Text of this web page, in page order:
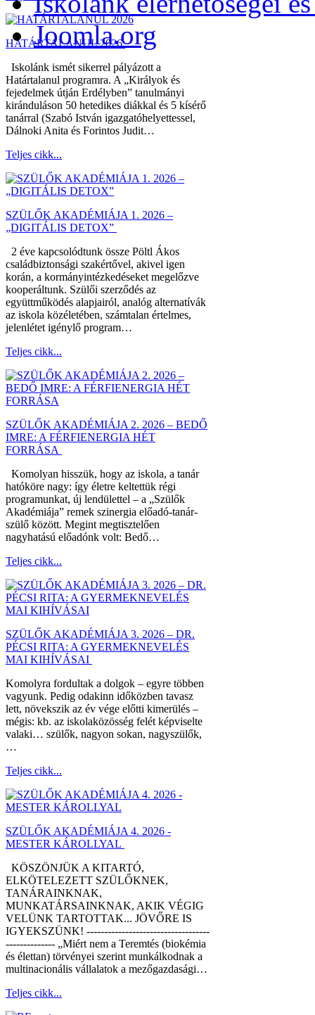
HATÁRTALANUL 2026
Iskolánk ismét sikerrel pályázott a
Határtalanul programra. A „Királyok és
fejedelmek útján Erdélyben” tanulmányi
kiránduláson 50 hetedikes diákkal és 5 kísérő
tanárral (Szabó István igazgatóhelyettessel,
Dálnoki Anita és Forintos Judit…
Teljes cikk...
SZÜLŐK AKADÉMIÁJA 1. 2026 –
„DIGITÁLIS DETOX”
2 éve kapcsolódtunk össze Pöltl Ákos
családbiztonsági szakértővel, akivel igen
korán, a kormányintézkedéseket megelőzve
kooperáltunk. Szülői szerződés az
együttműködés alapjairól, analóg alternatívák
az iskola közéletében, számtalan értelmes,
jelenlétet igénylő program…
Teljes cikk...
SZÜLŐK AKADÉMIÁJA 2. 2026 – BEDŐ
IMRE: A FÉRFIENERGIA HÉT
FORRÁSA
Komolyan hisszük, hogy az iskola, a tanár
hatóköre nagy: így életre keltettük régi
programunkat, új lendülettel – a „Szülők
Akadémiája” remek szinergia előadó-tanár-
szülő között. Megint megtisztelően
nagyhatású előadónk volt: Bedő…
Teljes cikk...
SZÜLŐK AKADÉMIÁJA 3. 2026 – DR.
PÉCSI RITA: A GYERMEKNEVELÉS
MAI KIHÍVÁSAI
Komolyra fordultak a dolgok – egyre többen
vagyunk. Pedig odakinn időközben tavasz
lett, növekszik az év vége előtti kimerülés –
mégis: kb. az iskolaközösség felét képviselte
valaki… szülők, nagyon sokan, nagyszülők,
…
Teljes cikk...
SZÜLŐK AKADÉMIÁJA 4. 2026 -
MESTER KÁROLLYAL
KÖSZÖNJÜK A KITARTÓ,
ELKÖTELEZETT SZÜLŐKNEK,
TANÁRAINKNAK,
MUNKATÁRSAINKNAK, AKIK VÉGIG
VELÜNK TARTOTTAK... JÖVŐRE IS
IGYEKSZÜNK! -----------------------------------
-------------- „Miért nem a Teremtés (biokémia
és élettan) törvényei szerint munkálkodnak a
multinacionális vállalatok a mezőgazdasági…
Teljes cikk...
Joomla.org